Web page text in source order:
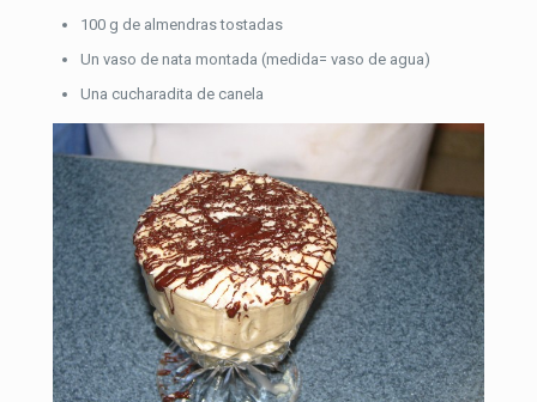
100 g de almendras tostadas
Un vaso de nata montada (medida= vaso de agua)
Una cucharadita de canela